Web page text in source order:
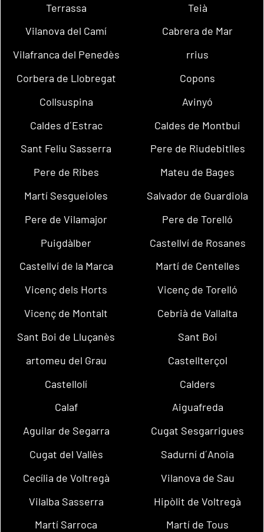
Terrassa
Teià
Vilanova del Camí
Cabrera de Mar
Vilafranca del Penedès
rrius
Corbera de Llobregat
Copons
Collsuspina
Avinyó
Caldes d´Estrac
Caldes de Montbui
Sant Feliu Sasserra
Pere de Riudebitlles
Pere de Ribes
Mateu de Bages
Martí Sesgueioles
Salvador de Guardiola
Pere de Vilamajor
Pere de Torelló
Puigdàlber
Castellví de Rosanes
Castellví de la Marca
Martí de Centelles
Vicenç dels Horts
Vicenç de Torelló
Vicenç de Montalt
Cebrià de Vallalta
Sant Boi de Lluçanès
Sant Boi
artomeu del Grau
Castellterçol
Castellolí
Calders
Calaf
Aiguafreda
Aguilar de Segarra
Cugat Sesgarrigues
Cugat del Vallès
Sadurní d´Anoia
Cecília de Voltregà
Vilanova de Sau
Vilalba Sasserra
Hipòlit de Voltregà
Martí Sarroca
Martí de Tous